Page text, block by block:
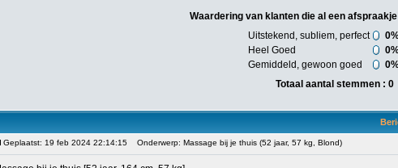
Waardering van klanten die al een
Uitstekend, subliem, perfect
Heel Goed
Gemiddeld, gewoon goed
Totaal aantal stemmen : 0
Geplaatst: 19 feb 2024 22:14:15 Onderwerp: Massage bij je thuis (52 jaar, 57 kg, Blond)